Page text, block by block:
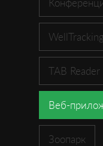
WellTracking
TAB Reader
Веб-
Зоопарк